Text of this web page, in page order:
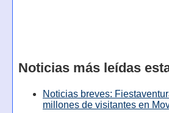
Noticias más leídas
Noticias breves:
millones de visitantes en